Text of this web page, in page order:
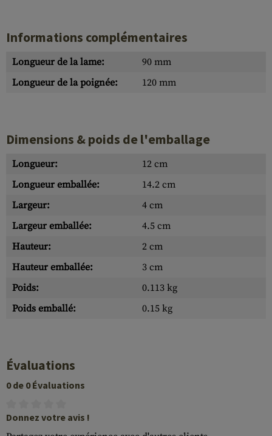
Informations complémentaires
Longueur de la lame:
90 mm
Longueur de la poignée:
120 mm
Dimensions & poids de l'emballage
Longueur:
12 cm
Longueur emballée:
14.2 cm
Largeur:
4 cm
Largeur emballée:
4.5 cm
Hauteur:
2 cm
Hauteur emballée:
3 cm
Poids:
0.113 kg
Poids emballé:
0.15 kg
Évaluations
0 de 0 Évaluations
Donnez votre avis !